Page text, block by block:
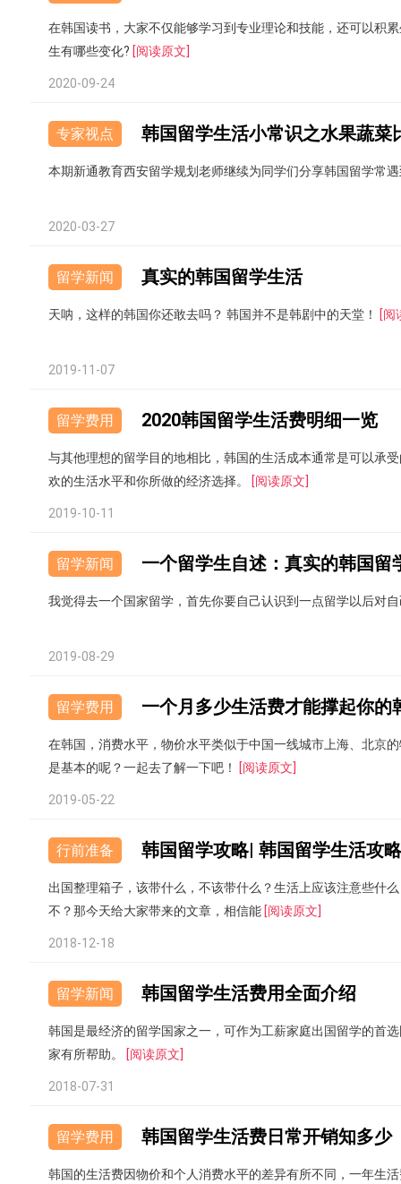
在韩国读书，大家不仅能够学习到专业理论和技能，还可以积
生有哪些变化? [阅读原文]
2020-09-24
专家视点 韩国留学生活小常识之水果蔬菜
本期新通教育西安留学规划老师继续为同学们分享韩国留学常
2020-03-27
留学新闻 真实的韩国留学生活
天呐，这样的韩国你还敢去吗？ 韩国并不是韩剧中的天堂！ [阅
2019-11-07
留学费用 2020韩国留学生活费明细一览
与其他理想的留学目的地相比，韩国的生活成本通常是可以承
欢的生活水平和你所做的经济选择。
[阅读原文]
2019-10-11
留学新闻 一个留学生自述：真实的韩国留
我觉得去一个国家留学，首先你要自己认识到一点留学以后对
2019-08-29
留学费用 一个月多少生活费才能撑起你的
在韩国，消费水平，物价水平类似于中国一线城市上海、北京
是基本的呢？一起去了解一下吧！
[阅读原文]
2019-05-22
行前准备 韩国留学攻略| 韩国留学生活攻
出国整理箱子，该带什么，不该带什么？生活上应该注意些什
不？那今天给大家带来的文章，相信能 [阅读原文]
2018-12-18
留学新闻 韩国留学生活费用全面介绍
韩国是最经济的留学国家之一，可作为工薪家庭出国留学的首
家有所帮助。
[阅读原文]
2018-07-31
留学费用 韩国留学生活费日常开销知多少
韩国的生活费因物价和个人消费水平的差异有所不同，一年生